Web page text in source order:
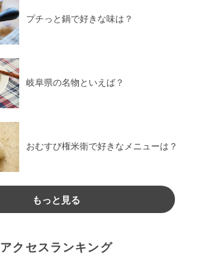
プチっと鍋で好きな味は？
岐阜県の名物といえば？
おむすび権米衛で好きなメニューは？
もっと見る
アクセスランキング